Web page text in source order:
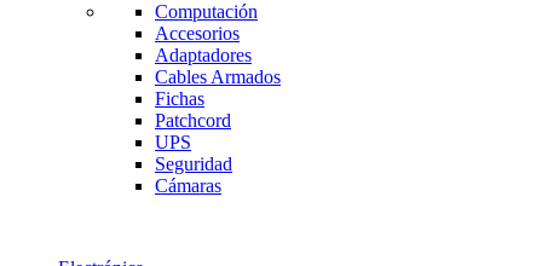
Computación
Accesorios
Adaptadores
Cables Armados
Fichas
Patchcord
UPS
Seguridad
Cámaras